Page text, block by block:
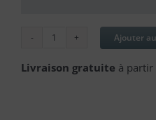
quantité
CW
Ajouter
Livraison gratuite à partir